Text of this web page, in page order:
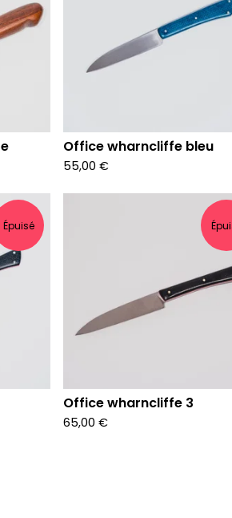
Office wharncliffe bleu
55,00 €
Épuisé
Office wharncliffe 3
65,00 €